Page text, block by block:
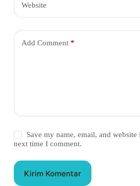
Website
Add Comment*
Save my name, email, and
next time I comment.
Kirim Komentar